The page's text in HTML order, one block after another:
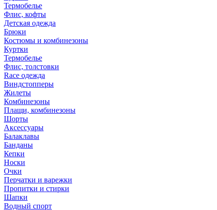
Термобелье
Флис, кофты
Детская одежда
Брюки
Костюмы и комбинезоны
Куртки
Термобелье
Флис, толстовки
Race одежда
Виндстопперы
Жилеты
Комбинезоны
Плащи, комбинезоны
Шорты
Аксессуары
Балаклавы
Банданы
Кепки
Носки
Очки
Перчатки и варежки
Пропитки и стирки
Шапки
Водный спорт